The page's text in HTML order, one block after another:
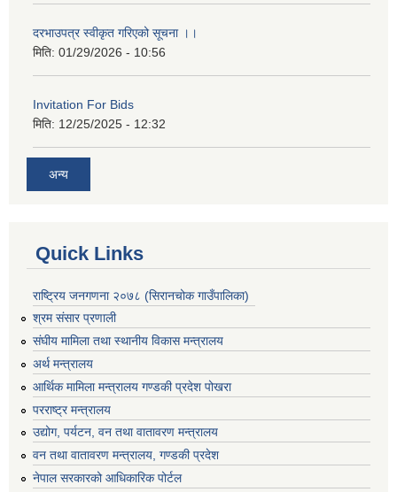
दरभाउपत्र स्वीकृत गरिएको सूचना ।।
मिति: 01/29/2026 - 10:56
Invitation For Bids
मिति: 12/25/2025 - 12:32
अन्य
Quick Links
राष्ट्रिय जनगणना २०७८ (सिरानचोक गाउँपालिका)
श्रम संसार प्रणाली
संघीय मामिला तथा स्थानीय विकास मन्त्रालय
अर्थ मन्त्रालय
आर्थिक मामिला मन्त्रालय गण्डकी प्रदेश पोखरा
परराष्ट्र मन्त्रालय
उद्योग, पर्यटन, वन तथा वातावरण मन्त्रालय
वन तथा वातावरण मन्त्रालय, गण्डकी प्रदेश
नेपाल सरकारको आधिकारिक पोर्टल